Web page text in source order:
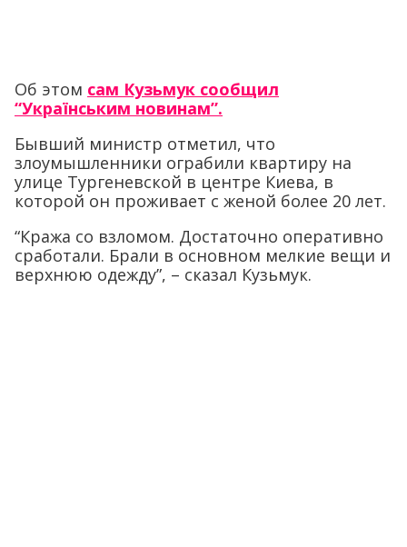
Об этом сам Кузьмук сообщил
“Українським новинам”.
Бывший министр отметил, что
злоумышленники ограбили квартиру на
улице Тургеневской в центре Киева, в
которой он проживает с женой более 20 лет.
“Кража со взломом. Достаточно оперативно
сработали. Брали в основном мелкие вещи и
верхнюю одежду”, – сказал Кузьмук.